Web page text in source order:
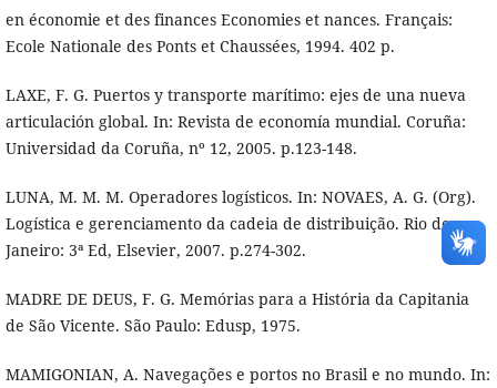
en économie et des finances Economies et nances. Français:
Ecole Nationale des Ponts et Chaussées, 1994. 402 p.
LAXE, F. G. Puertos y transporte marítimo: ejes de una nueva
articulación global. In: Revista de economía mundial. Coruña:
Universidad da Coruña, nº 12, 2005. p.123-148.
LUNA, M. M. M. Operadores logísticos. In: NOVAES, A. G. (Org).
Logística e gerenciamento da cadeia de distribuição. Rio de
Janeiro: 3ª Ed, Elsevier, 2007. p.274-302.
MADRE DE DEUS, F. G. Memórias para a História da Capitania
de São Vicente. São Paulo: Edusp, 1975.
MAMIGONIAN, A. Navegações e portos no Brasil e no mundo. In: